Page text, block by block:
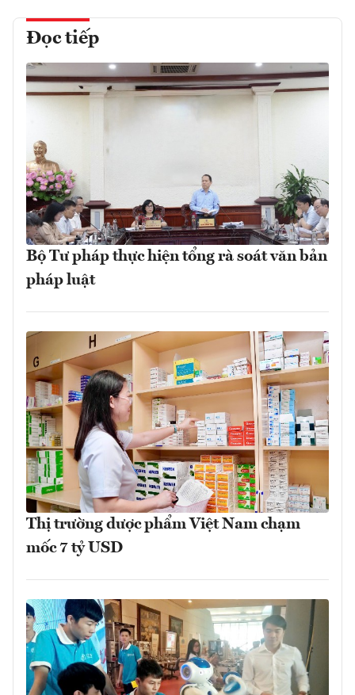
Đọc tiếp
Bộ Tư pháp thực hiện tổng rà soát văn bản
pháp luật
Thị trường dược phẩm Việt Nam chạm
mốc 7 tỷ USD